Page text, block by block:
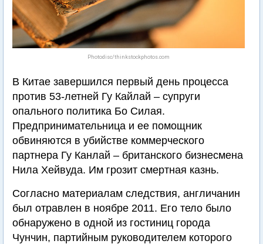
Photodisc/thinkstockphotos.com
В Китае завершился первый день процесса
против 53-летней Гу Кайлай – супруги
опального политика Бо Силая.
Предпринимательница и ее помощник
обвиняются в убийстве коммерческого
партнера Гу Канлай – британского бизнесмена
Нила Хейвуда. Им грозит смертная казнь.
Согласно материалам следствия, англичанин
был отравлен в ноябре 2011. Его тело было
обнаружено в одной из гостиниц города
Чунчин, партийным руководителем которого